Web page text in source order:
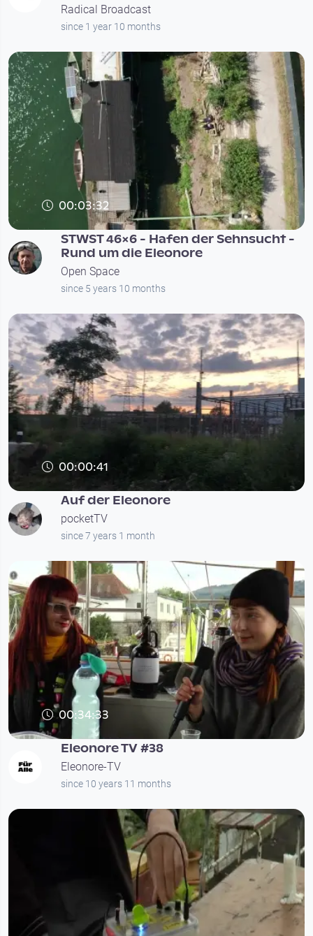
Radical Broadcast
since 1 year 10 months
00:03:32
STWST 46x6 - Hafen der Sehnsucht -
Rund um die Eleonore
Open Space
since 5 years 10 months
00:00:41
Auf der Eleonore
pocketTV
since 7 years 1 month
00:34:33
Eleonore TV #38
Eleonore-TV
since 10 years 11 months